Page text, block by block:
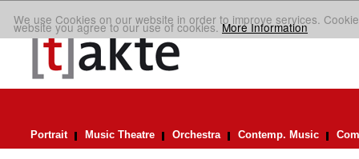
We use Cookies on our website in order to improve services.
website you agree to our use of cookies.More Information
Portrait Music Theatre Orchestra Contemp. Music